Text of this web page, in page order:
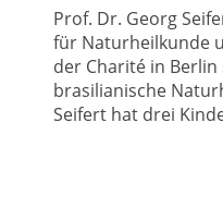
Prof. Dr. Georg
für Naturheilkunde
der Charité in
brasilianische
Seifert hat drei